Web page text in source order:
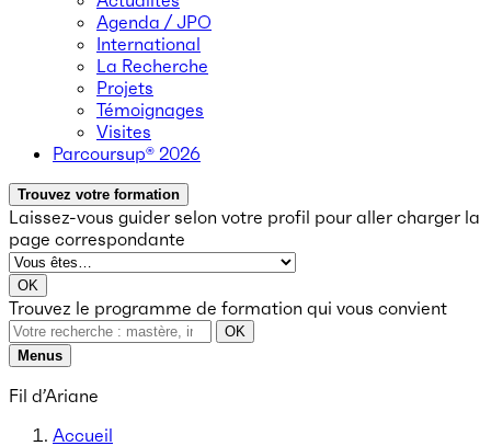
Agenda / JPO
International
La Recherche
Projets
Témoignages
Visites
Parcoursup® 2026
Trouvez votre formation
Laissez-vous guider selon votre profil pour aller charger la
page correspondante
OK
Trouvez le programme de formation qui vous convient
OK
Menus
Fil d’Ariane
Accueil